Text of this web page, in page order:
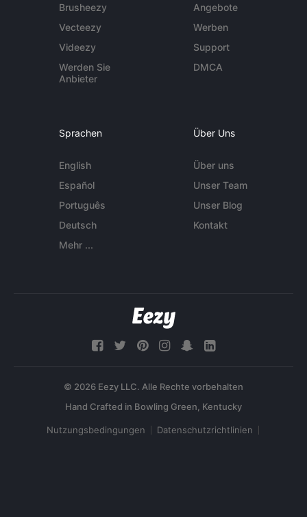
Brusheezy
Vecteezy
Videezy
Werden Sie
Anbieter
Angebote
Werben
Support
DMCA
Sprachen
English
Español
Português
Deutsch
Mehr ...
Über Uns
Über uns
Unser Team
Unser Blog
Kontakt
© 2026 Eezy LLC. Alle Rechte vorbehalten
Nutzungsbedingungen Datenschutzrichtlinien